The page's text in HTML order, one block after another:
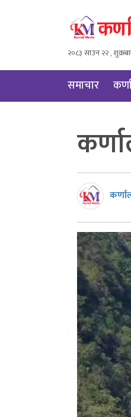
२०८३ साउन २२ ,
समाचार